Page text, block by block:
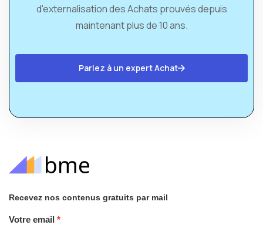
d'externalisation des Achats prouvés depuis
maintenant plus de 10 ans.
Parlez à un expert Achat
Recevez nos contenus gratuits par mail
Votre email